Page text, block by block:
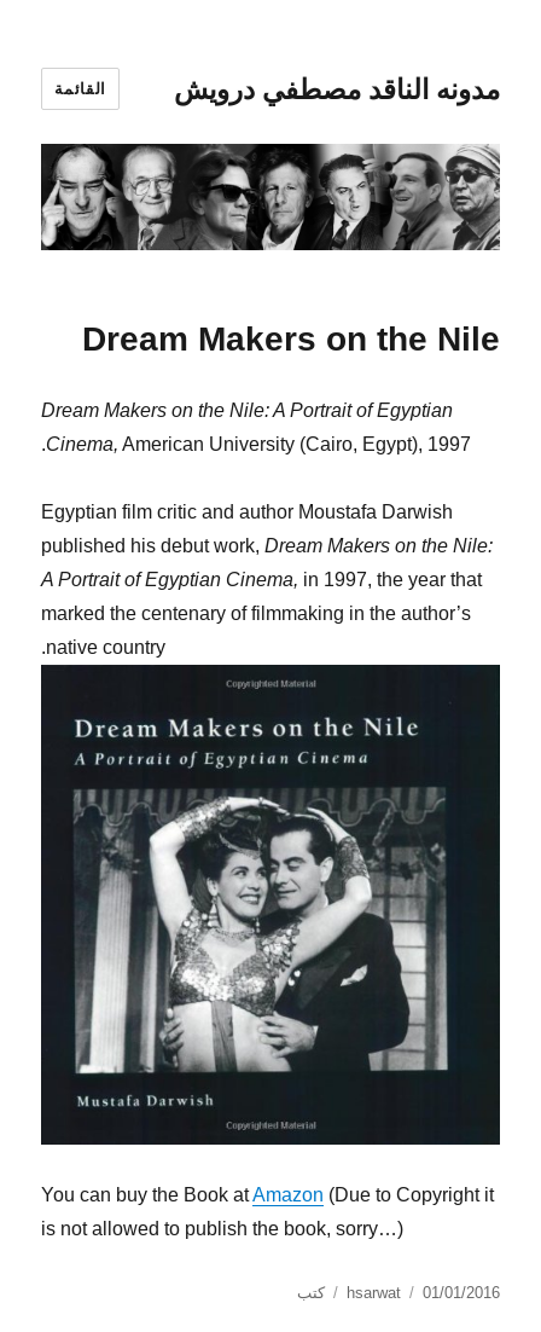
مدونه الناقد مصطفي درويش القائمة
Dream Makers on the Nile
Dream Makers on the Nile: A Portrait of Egyptian
Cinema, American University (Cairo, Egypt), 1997.
Egyptian film critic and author Moustafa Darwish
published his debut work, Dream Makers on the Nile:
A Portrait of Egyptian Cinema, in 1997, the year that
marked the centenary of filmmaking in the author’s
native country.
You can buy the Book atAmazon (Due to Copyright it
is not allowed to publish the book, sorry…)
الكاتب hsarwat
نُشرت 01/01/2016 التصنيفات
كتب